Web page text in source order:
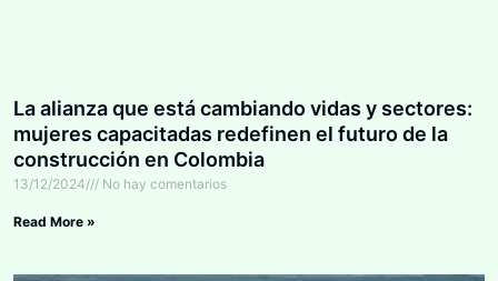
La alianza que está cambiando vidas y sectores:
mujeres capacitadas redefinen el futuro de la
construcción en Colombia
13/12/2024 No hay comentarios
Read More »